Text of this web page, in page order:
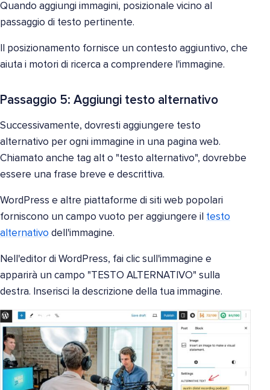
Quando aggiungi immagini, posizionale vicino al
passaggio di testo pertinente.
Il posizionamento fornisce un contesto aggiuntivo, che
aiuta i motori di ricerca a comprendere l'immagine.
Passaggio 5: Aggiungi testo alternativo
Successivamente, dovresti aggiungere testo
alternativo per ogni immagine in una pagina web.
Chiamato anche tag alt o "testo alternativo", dovrebbe
essere una frase breve e descrittiva.
WordPress e altre piattaforme di siti web popolari
forniscono un campo vuoto per aggiungere il testo
alternativo dell'immagine.
Nell'editor di WordPress, fai clic sull'immagine e
apparirà un campo "TESTO ALTERNATIVO" sulla
destra. Inserisci la descrizione della tua immagine.